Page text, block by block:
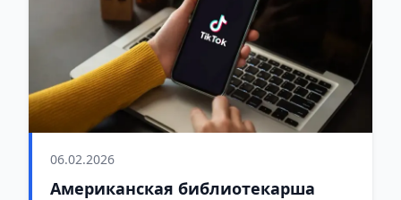
06.02.2026
Американская библиотекарша